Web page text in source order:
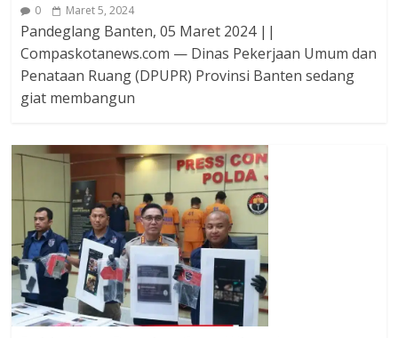
0 Maret 5, 2024
Pandeglang Banten, 05 Maret 2024 ||
Compaskotanews.com — Dinas Pekerjaan Umum dan
Penataan Ruang (DPUPR) Provinsi Banten sedang
giat membangun